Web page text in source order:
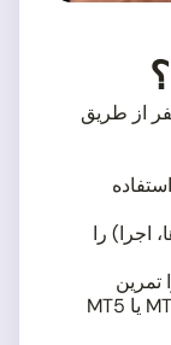
از طریق
اجرا) را
تمرین
مانند MT4 یا MT5